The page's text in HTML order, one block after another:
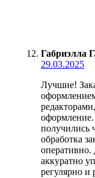
Габриэлла
29.03.2025
Лучшие!
оформление.
получились
обработка
оперативно.
аккуратно
регулярно и